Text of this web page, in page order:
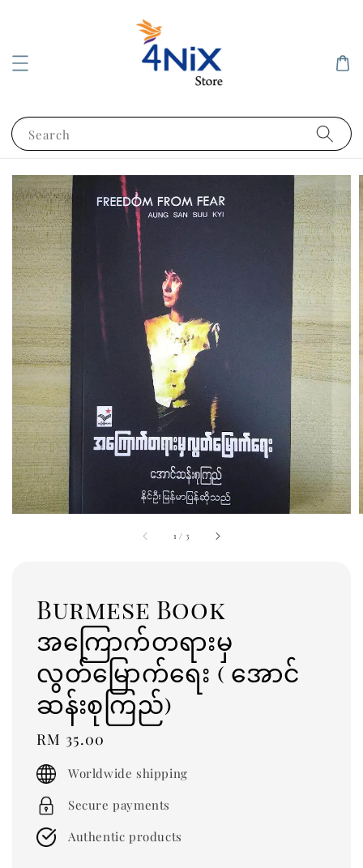
Search
1 / 3
Burmese Book
အကြောက်တရားမှ
လွတ်မြောက်ရေး ( အောင်
ဆန်းစုကြည်)
Regular
price
RM 35.00
Worldwide shipping
Secure payments
Authentic products